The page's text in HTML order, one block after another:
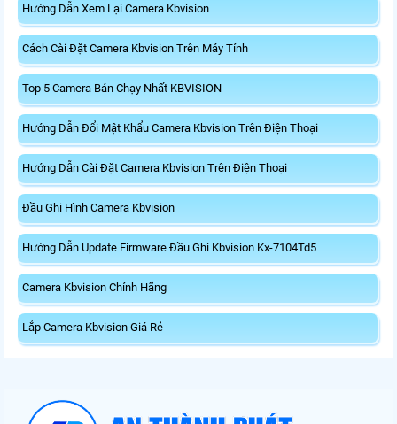
Hướng Dẫn Xem Lại Camera Kbvision
Cách Cài Đặt Camera Kbvision Trên Máy Tính
Top 5 Camera Bán Chạy Nhất KBVISION
Hướng Dẫn Đổi Mật Khẩu Camera Kbvision Trên Điện Thoại
Hướng Dẫn Cài Đặt Camera Kbvision Trên Điện Thoại
Đầu Ghi Hình Camera Kbvision
Hướng Dẫn Update Firmware Đầu Ghi Kbvision Kx-7104Td5
Camera Kbvision Chính Hãng
Lắp Camera Kbvision Giá Rẻ